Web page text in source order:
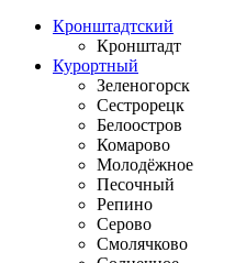
Кронштадтский
Кронштадт
Курортный
Зеленогорск
Сестрорецк
Белоостров
Комарово
Молодёжное
Песочный
Репино
Серово
Смолячково